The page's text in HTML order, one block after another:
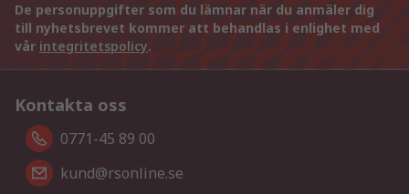
De personuppgifter som du lämnar när du anmäler dig
till nyhetsbrevet kommer att behandlas i enlighet med
vår integritetspolicy.
Kontakta oss
0771-45 89 00
kund@rsonline.se